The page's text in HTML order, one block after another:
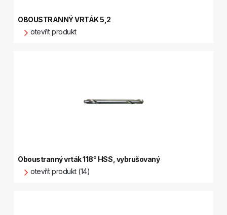
OBOUSTRANNÝ VRTÁK 5,2
otevřít produkt
Oboustranný vrták 118° HSS, vybrušovaný
otevřít produkt (14)